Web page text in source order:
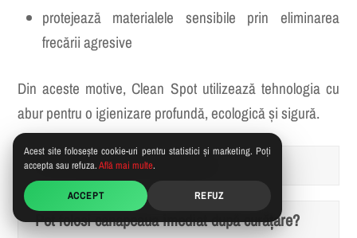
protejează materialele sensibile prin eliminarea
frecării agresive
Din aceste motive, Clean Spot utilizează tehnologia cu
abur pentru o igienizare profundă, ecologică și sigură.
Pot fi îndepărtate toate petele?
Pot folosi canapeaua imediat după curățare?
Acest site folosește cookie-uri pentru statistici și marketing. Poți
accepta sau refuza.Află mai multe.
ACCEPT REFUZ